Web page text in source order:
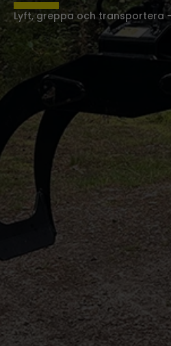
Lyft, greppa och transportera